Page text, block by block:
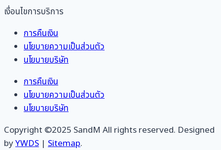
เงื่อนไขการบริการ
การคืนเงิน
นโยบายความเป็นส่วนตัว
นโยบายบริษัท
การคืนเงิน
นโยบายความเป็นส่วนตัว
นโยบายบริษัท
Copyright ©2025 SandM All rights reserved. Designed
byYWDS | Sitemap.